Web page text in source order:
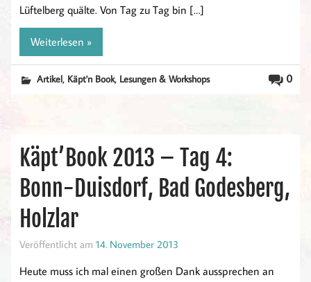
Lüftelberg quälte. Von Tag zu Tag bin […]
Weiterlesen »
0
Artikel, Käpt'n Book, Lesungen & Workshops
Käpt’Book 2013 – Tag 4:
Bonn-Duisdorf, Bad Godesberg,
Holzlar
Veröffentlicht am 14. November 2013
Heute muss ich mal einen großen Dank aussprechen an